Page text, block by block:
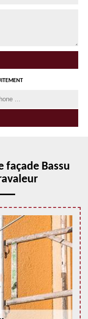
façade Bassu